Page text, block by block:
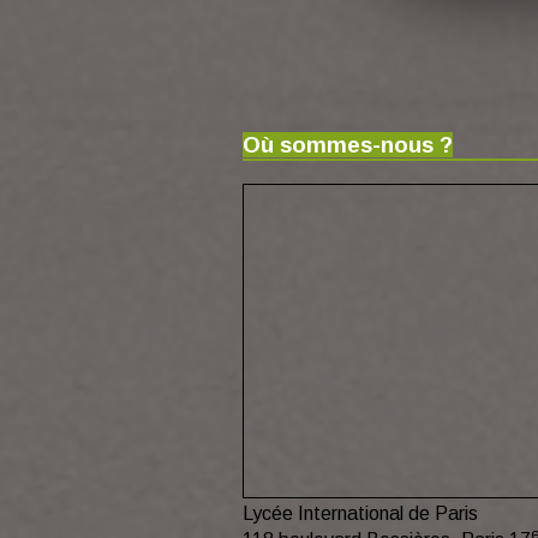
Où sommes-nous ?
Lycée International de Paris